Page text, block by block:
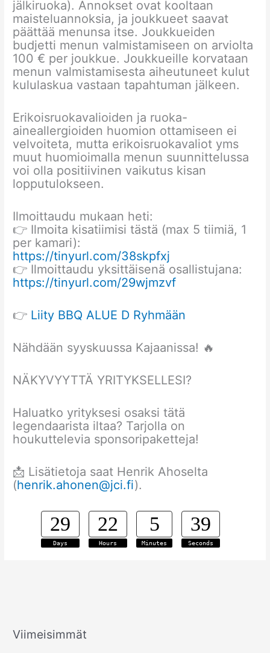
jälkiruoka). Annokset ovat kooltaan
maisteluannoksia, ja joukkueet saavat
päättää menunsa itse. Joukkueiden
budjetti menun valmistamiseen on arviolta
100 € per joukkue. Joukkueille korvataan
menun valmistamisesta aiheutuneet kulut
kululaskua vastaan tapahtuman jälkeen.
Erikoisruokavalioiden ja ruoka-
aineallergioiden huomion ottamiseen ei
velvoiteta, mutta erikoisruokavaliot yms
muut huomioimalla menun suunnittelussa
voi olla positiivinen vaikutus kisan
lopputulokseen.
Ilmoittaudu mukaan heti:
👉 Ilmoita kisatiimisi tästä (max 5 tiimiä, 1
per kamari):
https://tinyurl.com/38skpfxj
👉 Ilmoittaudu yksittäisenä osallistujana:
https://tinyurl.com/29wjmzvf
👉 Liity BBQ ALUE D Ryhmään
Nähdään syyskuussa Kajaanissa! 🔥
NÄKYVYYTTÄ YRITYKSELLESI?
Haluatko yrityksesi osaksi tätä
legendaarista iltaa? Tarjolla on
houkuttelevia sponsoripaketteja!
📩 Lisätietoja saat Henrik Ahoselta
(henrik.ahonen@jci.fi).
29
Days
22
Hours
5
Minutes
38
Seconds
Viimeisimmät